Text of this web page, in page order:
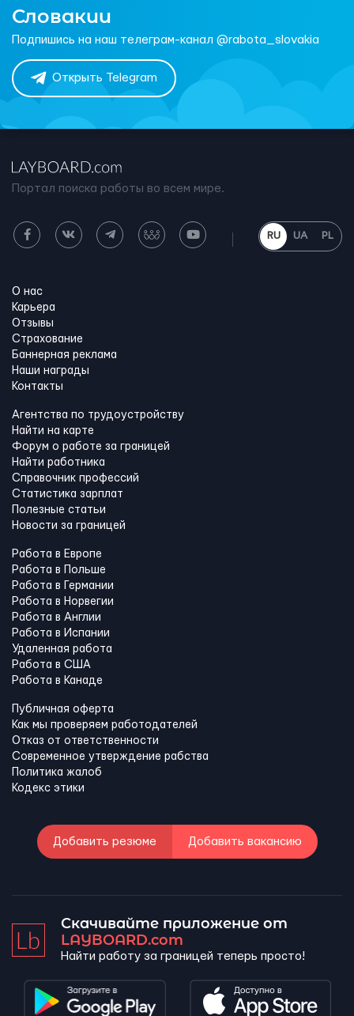
Словакии
Подпишись на наш телеграм-канал @rabota_slovakia
Открыть Telegram
Портал поиска работы во всем мире.
RU UA PL
О нас
Карьера
Отзывы
Страхование
Баннерная реклама
Наши награды
Контакты
Агентства по трудоустройству
Найти на карте
Форум о работе за границей
Найти работника
Справочник профессий
Статистика зарплат
Полезные статьи
Новости за границей
Работа в Европе
Работа в Польше
Работа в Германии
Работа в Норвегии
Работа в Англии
Работа в Испании
Удаленная работа
Работа в США
Работа в Канадe
Публичная оферта
Как мы проверяем работодателей
Отказ от ответственности
Современное утверждение рабства
Политика жалоб
Кодекс этики
Добавить резюме Добавить вакансию
Скачивайте приложение от
LAYBOARD.com
Найти работу за границей теперь просто!